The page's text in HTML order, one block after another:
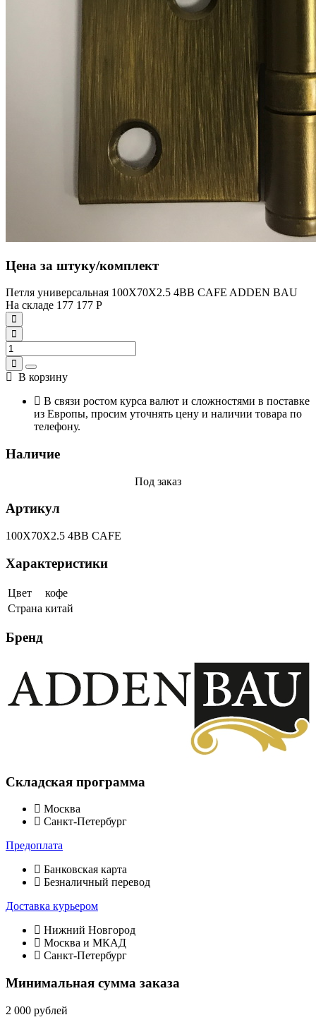
Цена за штуку/комплект
Петля универсальная 100X70X2.5 4BB CAFE ADDEN BAU
На складе 177 177 Р
В корзину
В связи ростом курса валют и сложностями в поставке
из Европы, просим уточнять цену и наличии товара по
телефону.
Наличие
Под заказ
Артикул
100X70X2.5 4BB CAFE
Характеристики
Цвет
кофе
Страна китай
Бренд
Складская программа
Москва
Санкт-Петербург
Предоплата
Банковская карта
Безналичный перевод
Доставка курьером
Нижний Новгород
Москва и МКАД
Санкт-Петербург
Минимальная сумма заказа
2 000 рублей